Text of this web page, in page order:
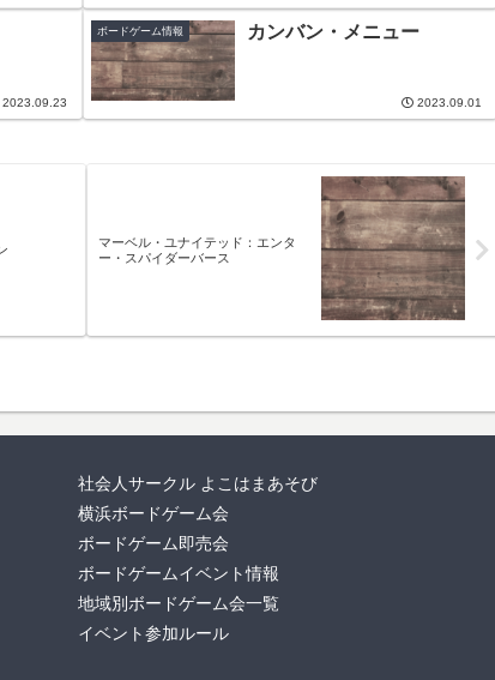
ボードゲーム情報 カンバン・メニュー
2023.09.01
マーベル・ユナイテッド：エンタ
ー・スパイダーバース
社会人サークル よこはまあそび
横浜ボードゲーム会
ボードゲーム即売会
ボードゲームイベント情報
地域別ボードゲーム会一覧
イベント参加ルール